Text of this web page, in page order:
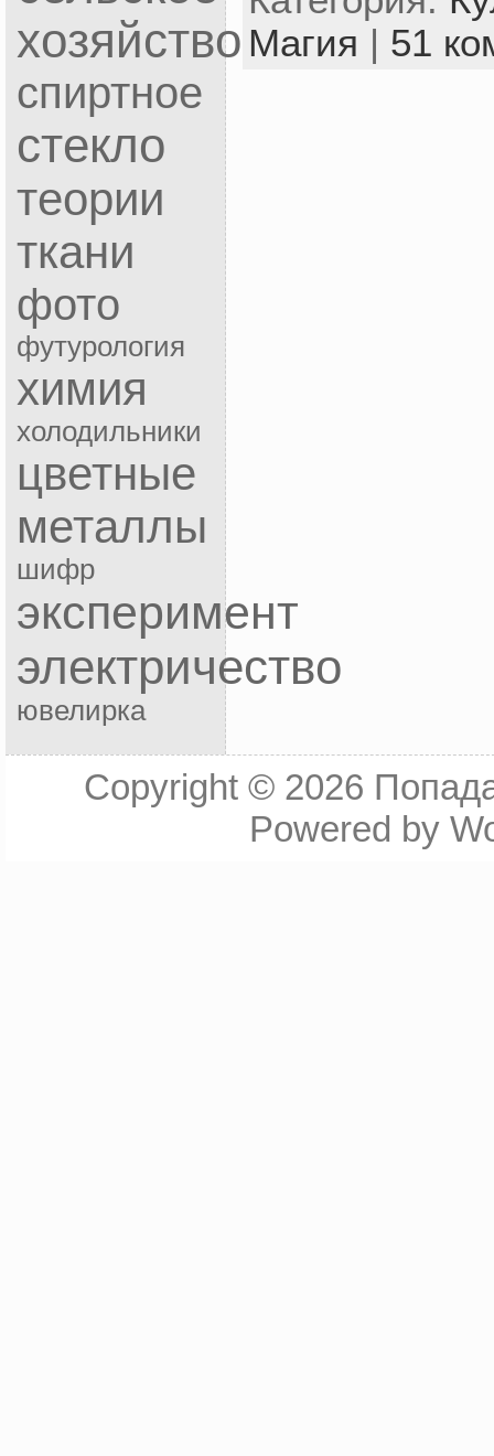
хозяйство
спиртное
стекло
теории
ткани
фото
футурология
химия
холодильники
цветные
металлы
шифр
эксперимент
электричество
ювелирка
Магия | 51
Copyright © 2026
Powered by